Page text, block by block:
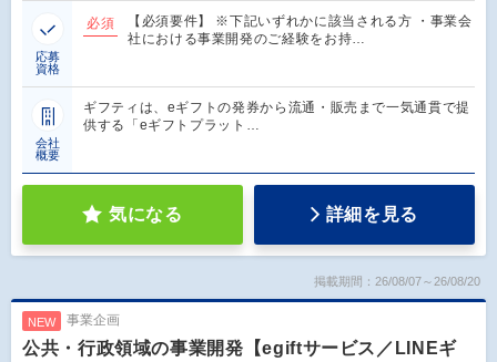
応募
資格
必須
【必須要件】 ※下記いずれかに該当される方 ・事業会
社における事業開発のご経験をお持…
会社
概要
ギフティは、eギフトの発券から流通・販売まで一気通貫で提
供する「eギフトプラット…
気になる 詳細を見る
掲載期間：26/08/07～26/08/20
NEW 事業企画
公共・行政領域の事業開発【egiftサービス／LINEギ